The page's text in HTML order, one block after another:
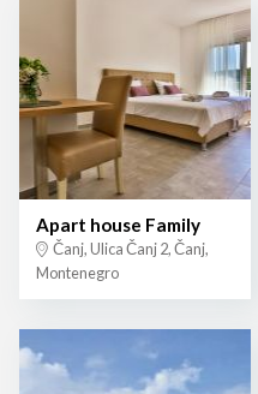
Apart house Family
Čanj, Ulica Čanj 2, Čanj,
Montenegro